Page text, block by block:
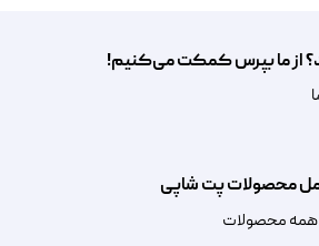
محصولات پت شاپی
محصولات
از ما بپرس کمکت می‌کنیم!